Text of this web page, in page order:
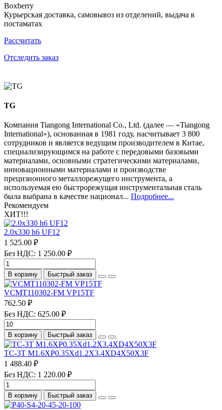
Boxberry
Курьерская доставка, самовывоз из отделений, выдача в
постаматах
Рассчитать
Отследить заказ
TG
Компания Tiangong International Co., Ltd. (далее — «Tiangong
International»), основанная в 1981 году, насчитывает 3 800
сотрудников и является ведущим производителем в Китае,
специализирующимся на работе с передовыми базовыми
материалами, основными стратегическими материалами,
инновационными материалами и производстве
прецизионного металлорежущего инструмента, а
используемая ею быстрорежущая инструментальная сталь
была выбрана в качестве национал... Подробнее...
Рекомендуем
ХИТ!!!
2.0х330 h6 UF12
1 525.00 ₽
Без НДС: 1 250.00 ₽
В корзину Быстрый заказ
VCMT110302-FM VP15TF
762.50 ₽
Без НДС: 625.00 ₽
В корзину Быстрый заказ
TC-3T M1.6XP0.35Xd1.2X3.4XD4X50X3F
1 488.40 ₽
Без НДС: 1 220.00 ₽
В корзину Быстрый заказ